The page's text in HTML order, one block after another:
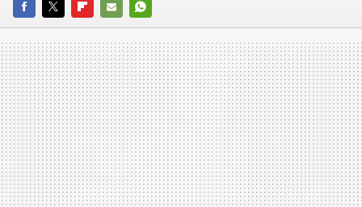
FACEBOOKTWITTERFLIPBOARD
E-
MAIL
WHATSAPP